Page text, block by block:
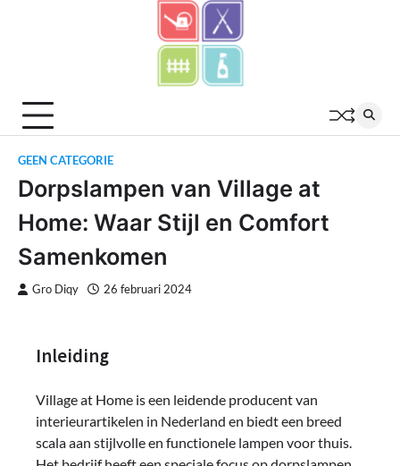
GEEN CATEGORIE
Dorpslampen van Village at
Home: Waar Stijl en Comfort
Samenkomen
Gro Diqy 26 februari 2024
Inleiding
Village at Home is een leidende producent van
interieurartikelen in Nederland en biedt een breed
scala aan stijlvolle en functionele lampen voor thuis.